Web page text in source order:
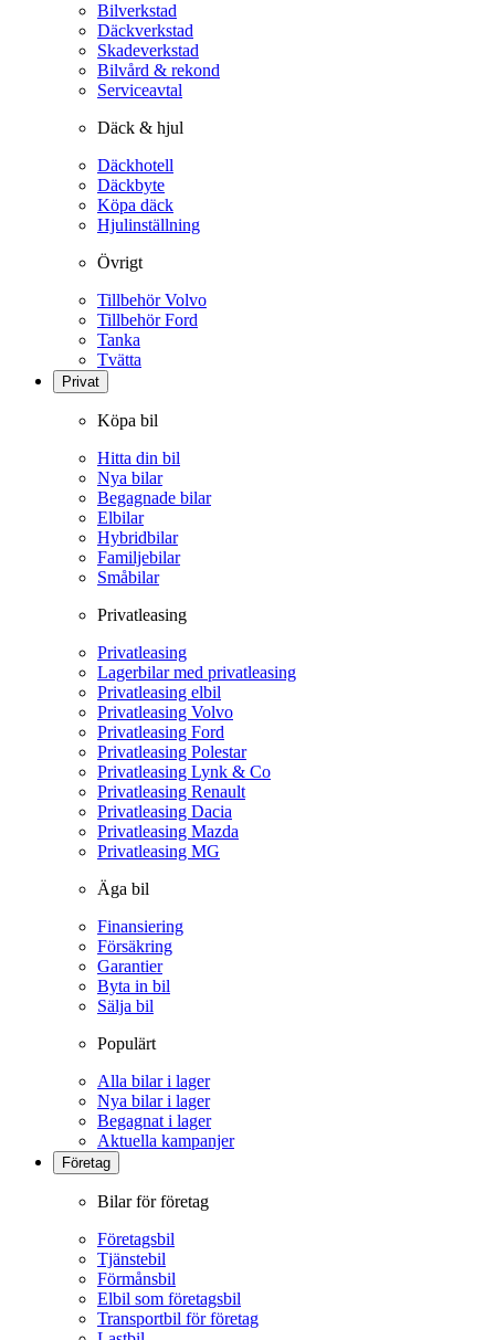
Bilverkstad
Däckverkstad
Skadeverkstad
Bilvård & rekond
Serviceavtal
Däck & hjul
Däckhotell
Däckbyte
Köpa däck
Hjulinställning
Övrigt
Tillbehör Volvo
Tillbehör Ford
Tanka
Tvätta
Privat
Köpa bil
Hitta din bil
Nya bilar
Begagnade bilar
Elbilar
Hybridbilar
Familjebilar
Småbilar
Privatleasing
Privatleasing
Lagerbilar med privatleasing
Privatleasing elbil
Privatleasing Volvo
Privatleasing Ford
Privatleasing Polestar
Privatleasing Lynk & Co
Privatleasing Renault
Privatleasing Dacia
Privatleasing Mazda
Privatleasing MG
Äga bil
Finansiering
Försäkring
Garantier
Byta in bil
Sälja bil
Populärt
Alla bilar i lager
Nya bilar i lager
Begagnat i lager
Aktuella kampanjer
Företag
Bilar för företag
Företagsbil
Tjänstebil
Förmånsbil
Elbil som företagsbil
Transportbil för företag